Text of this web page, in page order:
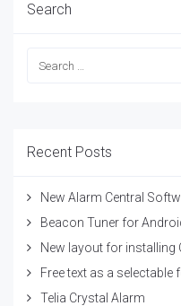
Search
Recent Posts
New Alarm Central
Beacon Tuner for
New layout for installing
Free text as a selectable
Telia Crystal Alarm